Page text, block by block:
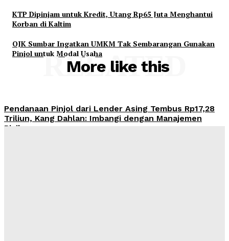
KTP Dipinjam untuk Kredit, Utang Rp65 Juta Menghantui
Korban di Kaltim
OJK Sumbar Ingatkan UMKM Tak Sembarangan Gunakan
Pinjol untuk Modal Usaha
More like this
RELATED
Pendanaan Pinjol dari Lender Asing Tembus Rp17,28
Triliun, Kang Dahlan: Imbangi dengan Manajemen
Risiko